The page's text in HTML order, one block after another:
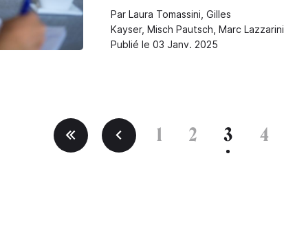
Par Laura Tomassini, Gilles
Kayser, Misch Pautsch, Marc Lazzarini
Publié le 03 Janv. 2025
1 2 3 4